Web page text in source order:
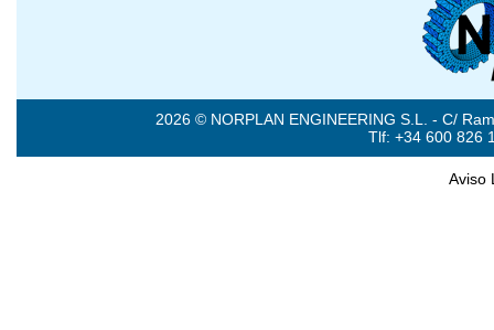
2026 © NORPLAN ENGINEERING S.L. - C/
Tlf: +34 600 826
Aviso